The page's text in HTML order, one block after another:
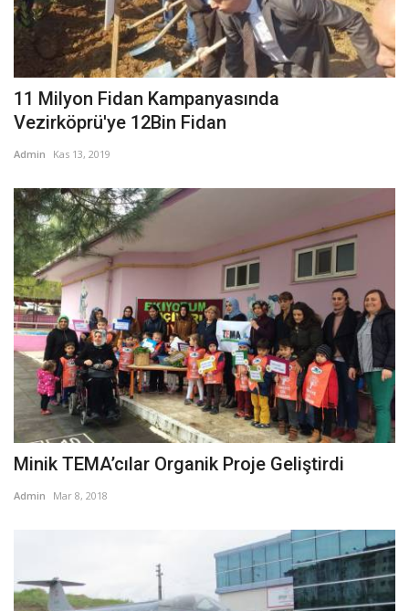
11 Milyon Fidan Kampanyasında
Vezirköprü'ye 12Bin Fidan
Admin Kas 13, 2019
Minik TEMA’cılar Organik Proje Geliştirdi
Admin Mar 8, 2018